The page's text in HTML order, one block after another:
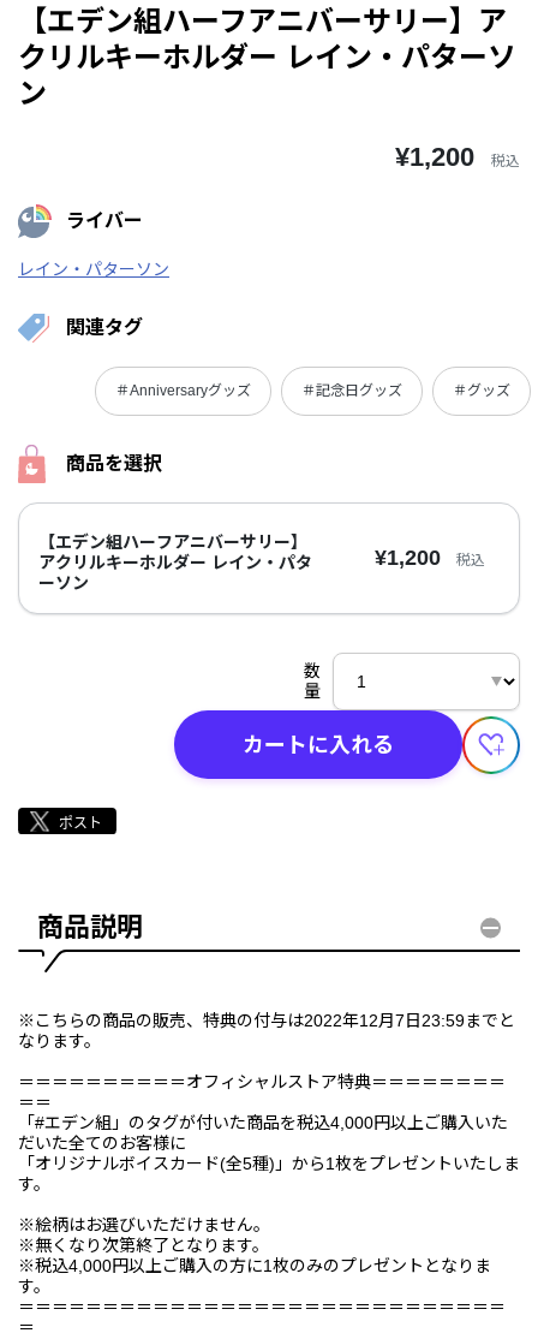
【エデン組ハーフアニバーサリー】ア
クリルキーホルダー レイン・パターソ
ン
¥1,200 税込
ライバー
レイン・パターソン
関連タグ
＃Anniversaryグッズ ＃記念日グッズ ＃グッズ
商品を選択
【エデン組ハーフアニバーサリー】
アクリルキーホルダー レイン・パタ
ーソン
¥1,200 税込
数
量
カートに入れる
商品説明
※こちらの商品の販売、特典の付与は2022年12月7日23:59までと
なります。
＝＝＝＝＝＝＝＝＝＝オフィシャルストア特典＝＝＝＝＝＝＝＝
＝＝
「#エデン組」のタグが付いた商品を税込4,000円以上ご購入いた
だいた全てのお客様に
「オリジナルボイスカード(全5種)」から1枚をプレゼントいたしま
す。
※絵柄はお選びいただけません。
※無くなり次第終了となります。
※税込4,000円以上ご購入の方に1枚のみのプレゼントとなりま
す。
＝＝＝＝＝＝＝＝＝＝＝＝＝＝＝＝＝＝＝＝＝＝＝＝＝＝＝＝＝
＝